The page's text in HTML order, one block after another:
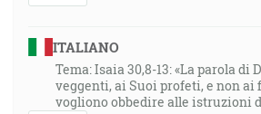
ITALIANO
Tema: Isaia 30,8-13: «La parola di
veggenti, ai Suoi profeti, e non
vogliono obbedire alle istruzioni